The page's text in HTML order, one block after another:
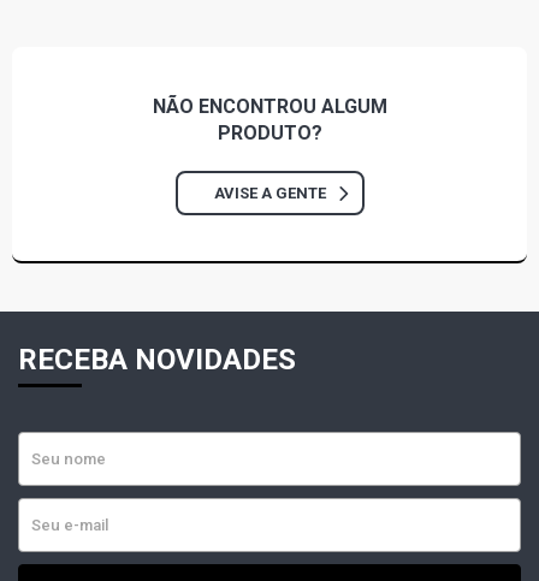
NÃO ENCONTROU ALGUM
PRODUTO?
AVISE A GENTE
RECEBA NOVIDADES